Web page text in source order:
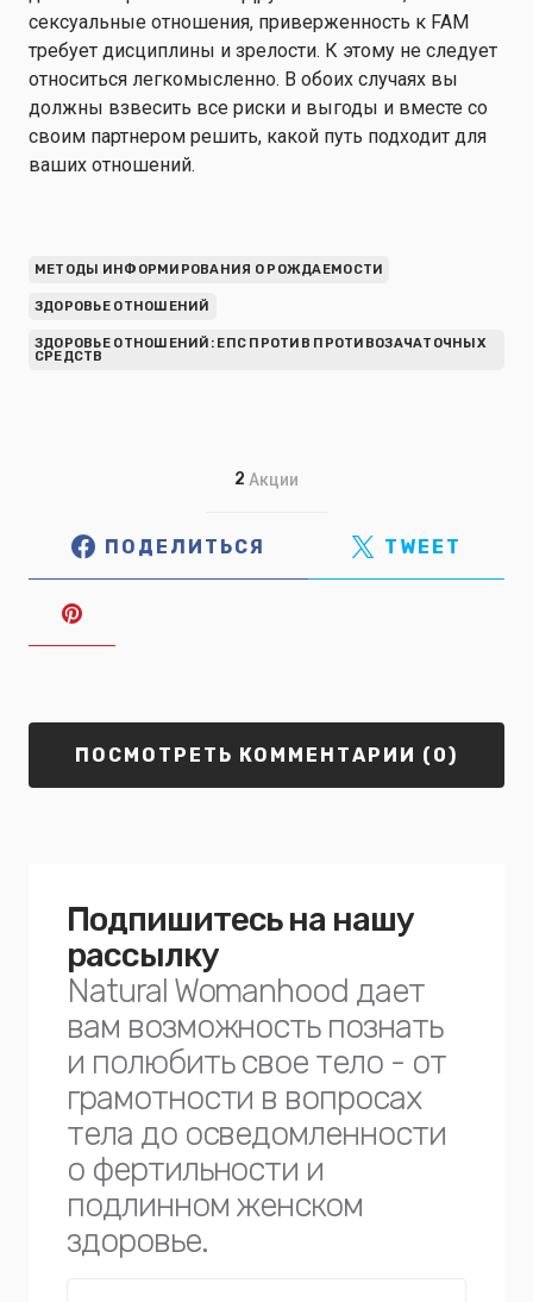
сексуальные отношения, приверженность к FAM
требует дисциплины и зрелости. К этому не следует
относиться легкомысленно. В обоих случаях вы
должны взвесить все риски и выгоды и вместе со
своим партнером решить, какой путь подходит для
ваших отношений.
МЕТОДЫ ИНФОРМИРОВАНИЯ О РОЖДАЕМОСТИ
ЗДОРОВЬЕ ОТНОШЕНИЙ
ЗДОРОВЬЕ ОТНОШЕНИЙ: ЕПС ПРОТИВ ПРОТИВОЗАЧАТОЧНЫХ
СРЕДСТВ
2 Акции
ПОДЕЛИТЬСЯ TWEET
ПОСМОТРЕТЬ КОММЕНТАРИИ (0)
Подпишитесь на нашу
рассылку
Natural Womanhood дает
вам возможность познать
и полюбить свое тело - от
грамотности в вопросах
тела до осведомленности
о фертильности и
подлинном женском
здоровье.